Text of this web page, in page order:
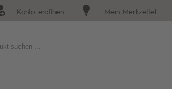
Mein Merkzettel
Konto eröffnen